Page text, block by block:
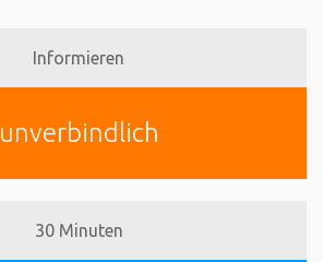
Informieren
unverbindlich
30 Minuten